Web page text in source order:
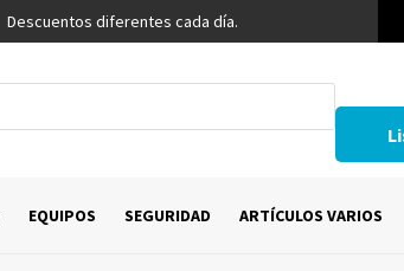
Descuentos diferentes cada día.
EQUIPOS SEGURIDAD ARTÍCULOS VARIOS